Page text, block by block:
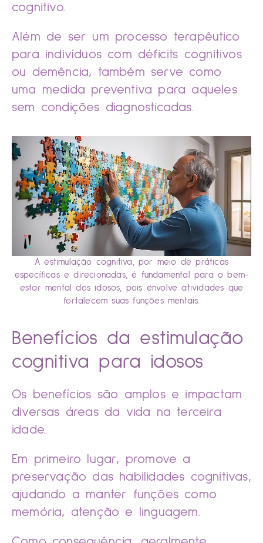
cognitivo.
Além de ser um processo terapêutico
para indivíduos com déficits cognitivos
ou demência, também serve como
uma medida preventiva para aqueles
sem condições diagnosticadas.
A estimulação cognitiva, por meio de práticas
específicas e direcionadas, é fundamental para o bem-
estar mental dos idosos, pois envolve atividades que
fortalecem suas funções mentais.
Benefícios da estimulação
cognitiva para idosos
Os benefícios são amplos e impactam
diversas áreas da vida na terceira
idade.
Em primeiro lugar, promove a
preservação das habilidades cognitivas,
ajudando a manter funções como
memória, atenção e linguagem.